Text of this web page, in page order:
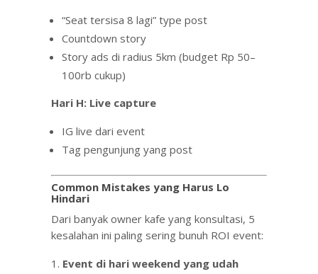
“Seat tersisa 8 lagi” type post
Countdown story
Story ads di radius 5km (budget Rp 50–
100rb cukup)
Hari H: Live capture
IG live dari event
Tag pengunjung yang post
Common Mistakes yang Harus Lo
Hindari
Dari banyak owner kafe yang konsultasi, 5
kesalahan ini paling sering bunuh ROI event:
Event di hari weekend yang udah